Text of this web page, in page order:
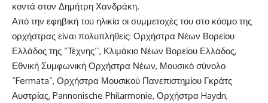
κοντά στον Δημήτρη Χανδράκη.
Από την εφηβική του ηλικία οι συμμετοχές του στο κόσμο της
ορχήστρας είναι πολυπληθείς: Ορχήστρα Νέων Βορείου
Ελλάδος της “Τέχνης’’, Κλιμάκιο Νέων Βορείου Ελλάδος,
Εθνική Συμφωνική Ορχήστρα Νέων, Μουσικό σύνολο
“Fermata”, Ορχήστρα Μουσικού Πανεπιστημίου Γκράτς
Αυστρίας, Pannonische Philarmonie, Ορχήστρα Haydn,